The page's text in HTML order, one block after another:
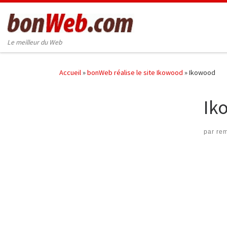
Passer au contenu
Le meilleur du Web
Accueil»bonWeb réalise le site Ikowood »Ikowood
par